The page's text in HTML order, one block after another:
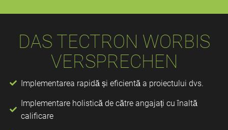
DAS TECTRON WORBIS
VERSPRECHEN
Implementarea rapidă și eficientă a proiectului dvs.
Implementare holistică de către angajați cu înaltă
calificare